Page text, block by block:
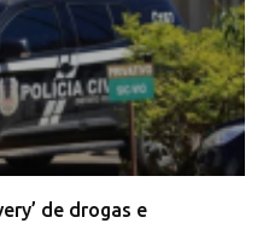
de drogas e